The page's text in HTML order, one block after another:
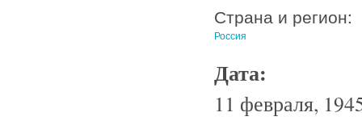
Страна и регион:
Россия
Дата:
11 февраля,